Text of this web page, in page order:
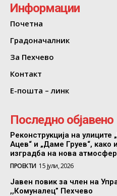
Информации
Почетна
Градоначалник
За Пехчево
Контакт
Е-пошта – линк
Последно објавено
Реконструкција на
Ацев“ и „Даме Груев“, како
изградба на нова
ПРОЕКТИ 15 јули, 2026
Јавен повик за член на
,,Комуналец” Пехчево